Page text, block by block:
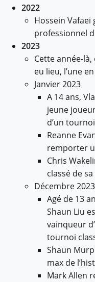
2022
Hossein
professionnel
2023
Cette année-
eu lieu, l’une
Janvier 2023
A 14 ans,
jeune
d’un
Reanne
remporter
Chris
classé de
Décembre 2023
Agé de 13
Shaun Liu
vainqueur
tournoi
Shaun
max de
Mark Allen